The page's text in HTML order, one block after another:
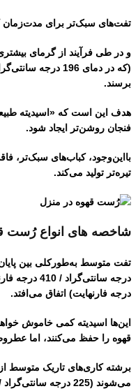
تفت‌های سبک‌تر برای
و در طی فرآیند از گرمای
برسند.
هدف این است که «اسیدیته
فنجان روشن‌تر ایجاد شود.
بااین‌وجود، کباب‌های سبک‌تر،
تیره‌تر تولید می‌کند.
شاخصه های انواع رُست
درجه فارنهایت) اتفاق می‌افتد.
این‌ها اسیدیته کمی خاموش
قهوه را حفظ می‌کنند، اما
برشته کاری‌های تاریک متوسط